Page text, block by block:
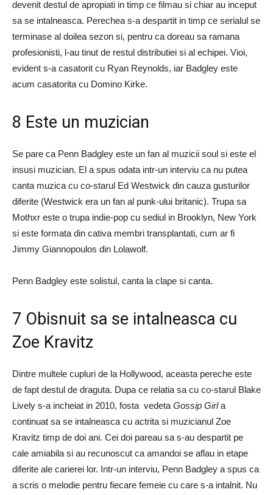
devenit destul de apropiati in timp ce filmau si chiar au inceput
sa se intalneasca. Perechea s-a despartit in timp ce serialul se
terminase al doilea sezon si, pentru ca doreau sa ramana
profesionisti, l-au tinut de restul distributiei si al echipei. Vioi,
evident s-a casatorit cu Ryan Reynolds, iar Badgley este
acum casatorita cu Domino Kirke.
8 Este un muzician
Se pare ca Penn Badgley este un fan al muzicii soul si este el
insusi muzician. El a spus odata intr-un interviu ca nu putea
canta muzica cu co-starul Ed Westwick din cauza gusturilor
diferite (Westwick era un fan al punk-ului britanic). Trupa sa
Mothxr este o trupa indie-pop cu sediul in Brooklyn, New York
si este formata din cativa membri transplantati, cum ar fi
Jimmy Giannopoulos din Lolawolf.
Penn Badgley este solistul, canta la clape si canta.
7 Obisnuit sa se intalneasca cu
Zoe Kravitz
Dintre multele cupluri de la Hollywood, aceasta pereche este
de fapt destul de draguta. Dupa ce relatia sa cu co-starul Blake
Lively s-a incheiat in 2010, fosta vedeta Gossip Girla
continuat sa se intalneasca cu actrita si muzicianul Zoe
Kravitz timp de doi ani. Cei doi pareau sa s-au despartit pe
cale amiabila si au recunoscut ca amandoi se aflau in etape
diferite ale carierei lor. Intr-un interviu, Penn Badgley a spus ca
a scris o melodie pentru fiecare femeie cu care s-a intalnit. Nu